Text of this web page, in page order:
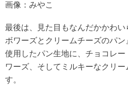
画像：みやこ
最後は、見た目もなんだかかわ
ボワーズとクリームチーズのパ
使用したパン生地に、チョコレ
ワーズ、そしてミルキーなクリー
す。